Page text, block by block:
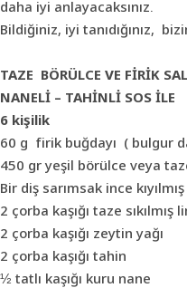
daha iyi anlayacaksınız.
Bildiğiniz, iyi tanıdığınız,
TAZE BÖRÜLCE VE FİRİK
NANELİ – TAHİNLİ SOS İLE
6 kişilik
60 g firik buğdayı ( bulgur
450 gr yeşil börülce veya
Bir diş sarımsak ince kıyılmış
2 çorba kaşığı taze sıkılmış
2 çorba kaşığı zeytin yağı
2 çorba kaşığı tahin
½ tatlı kaşığı kuru nane